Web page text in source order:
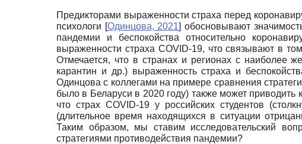
Предикторами выраженности страха перед
психологи [Одинцова, 2021] обосновывают
пандемии и беспокойства относительно
выраженности страха COVID-19, что связывают в
Отмечается, что в странах и регионах с наиболее
карантин и др.) выраженность страха и
Одинцова с коллегами на примере сравнения
было в Беларуси в 2020 году) также может приводить
что страх COVID-19 у российских студентов
(длительное время находящихся в ситуации
Таким образом, мы ставим исследовательский
стратегиями противодействия пандемии?